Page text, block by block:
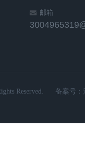
邮箱
Reserved. 备案号：